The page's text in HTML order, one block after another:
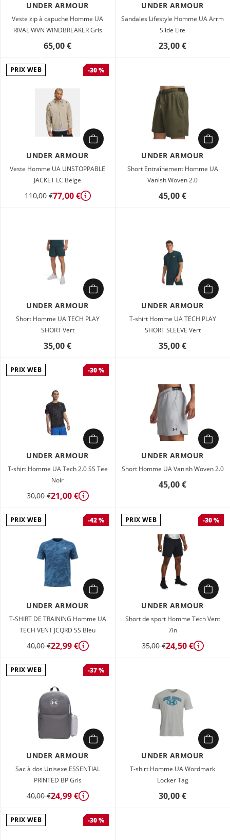
UNDER ARMOUR
Veste zip à capuche Homme UA
RIVAL WVN WINDBREAKER Gris
65,00 €
UNDER ARMOUR
Sandales Lifestyle Homme UA Arrm
Slide Lite
23,00 €
PRIX WEB -30 %
UNDER ARMOUR
Veste Homme UA UNSTOPPABLE
JACKET LC Beige
110,00 €77,00 € Détails
UNDER ARMOUR
Short Entraînement Homme UA
Vanish Woven 2.0
45,00 €
UNDER ARMOUR
Short Homme UA TECH PLAY
SHORT Vert
35,00 €
UNDER ARMOUR
T-shirt Homme UA TECH PLAY
SHORT SLEEVE Vert
35,00 €
PRIX WEB -30 %
UNDER ARMOUR
T-shirt Homme UA Tech 2.0 SS Tee
Noir
30,00 €21,00 € Détails
UNDER ARMOUR
Short Homme UA Vanish Woven 2.0
45,00 €
PRIX WEB -42 %
UNDER ARMOUR
T-SHIRT DE TRAINING Homme UA
TECH VENT JCQRD SS Bleu
40,00 €22,99 € Détails
PRIX WEB -30 %
UNDER ARMOUR
Short de sport Homme Tech Vent
7in
35,00 €24,50 € Détails
PRIX WEB -37 %
UNDER ARMOUR
Sac à dos Unisexe ESSENTIAL
PRINTED BP Gris
40,00 €24,99 € Détails
UNDER ARMOUR
T-shirt Homme UA Wordmark
Locker Tag
30,00 €
PRIX WEB -30 %